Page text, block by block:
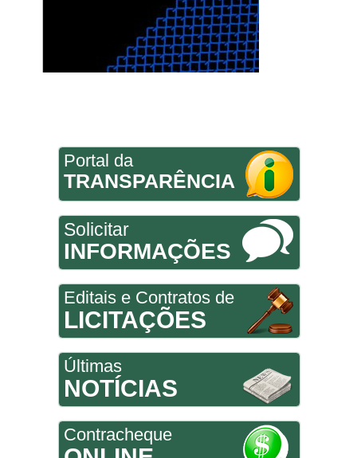
Portal da
TRANSPARÊNCIA
Solicitar
INFORMAÇÕES
Editais e Contratos de
LICITAÇÕES
Últimas
NOTÍCIAS
Contracheque